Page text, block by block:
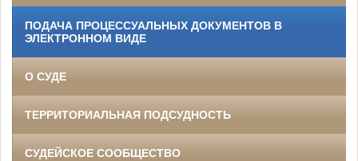
ПОДАЧА ПРОЦЕССУАЛЬНЫХ ДОКУМЕНТОВ В
ЭЛЕКТРОННОМ ВИДЕ
О СУДЕ
ТЕРРИТОРИАЛЬНАЯ ПОДСУДНОСТЬ
СУДЕЙСКОЕ СООБЩЕСТВО